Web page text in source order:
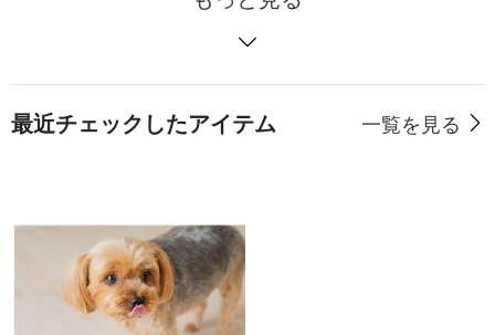
最近チェックしたアイテム 一覧を見る